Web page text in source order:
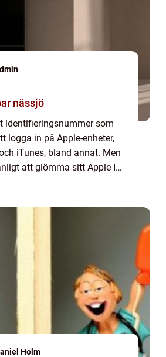
nässjö
identifieringsnummer som
logga in på Apple-enheter,
iTunes, bland annat. Men
att glömma sitt Apple ID-
Holm